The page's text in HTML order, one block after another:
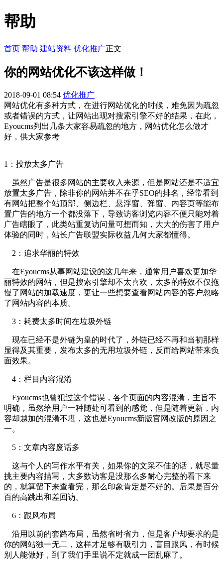
帮助
首页 帮助 建站资料 优化推广正文
你的网站优化不该这样做！
2018-09-01 08:54 优化推广
网站优化有多种方式，在进行网站优化的时候，难免因为疏忽
或者错误的方式，让网站出现对搜索引擎不好的结果，在此，
Eyoucms列出几条大家容易疏忽的地方，网站优化怎么做才
好，供大家参考
1：投放太多广告
虽然广告是很多网站的主要收入来源，但是网站还是不适宜
放置太多广告，除非你的网站并不在乎SEO的排名，经常看到
有网站把整个站顶部、侧边栏、悬浮窗、弹窗、内容页等能布
置广告的地方一个都没落下，导致访客浏览内容不便只能对着
广告瞎眼了，此类站重复访问量可想而知，大大的伤害了用户
体验的同时，站长广告联盟实际收益几何大家都懂得。
2：追求华丽的特效
在Eyoucms从事网站建设的这几年来，通常用户喜欢更加华
丽特效的网站，但是搜索引擎却不太喜欢，太多的特效不仅拖
慢了网站的加载速度，更让一些想要查看网站内容的客户忽略
了网站内容的本质。
3：耗费太多时间在垃圾外链
现在已经不是外链为皇的时代了，外链已经不再和当初那样
显得及其重要，发布太多的无用垃圾外链，反而给网站带来负
面效果。
4：栏目内容混淆
Eyoucms也曾犯过这个错误，各个页面的内容混淆，主旨不
明确，虽然给用户一种随处可看到的感觉，但是随着更新，内
容却越加的混淆不堪，这也是Eyoucms新版官网改版的原因之
一。
5：文章内容废话多
这与个人的写作水平有关，如果你的文采不佳的话，就尽量
挑主要内容描写，大多数访客是没那么多耐心完整的看下来
的，就算留下来查看完，那么印象肯定是不好的。后果是百分
百的高跳出和差回访。
6：跟风布局
沿用以前的套路布局，虽然省时省力，但是客户却要求的是
你的网站独一无二，这样才足够有吸引力，盲目跟风，有时候
别人能做好，到了我们手里说不定就成一团乱麻了。